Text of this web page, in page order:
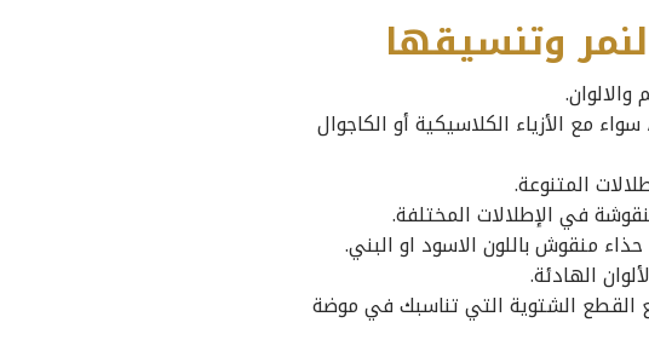
وتنسيقها
مع الأزياء الكلاسيكية أو الكاجوال
المتنوعة.
في الإطلالات المختلفة.
منقوش باللون الاسود او البني.
الهادئة.
القطع الشتوية التي تناسبك في موضة